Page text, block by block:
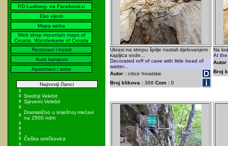
PD Ludbreg- na Facebook-u
Eko vijesti
Mapa weba
Web shop mountain maps of
Croatia, Wanderkarte of Croatia
Restorani i hoteli
Auto kampovi
Apartmani i sobe
Najnoviji članci
Srednji Velebit
Sjeverni Velebit
Dramatično u snježnoj mećavi
na 2500 ndm
Češka smrčkovica
Ukrasi na stropu špilje nastali djelovanjem
kapljica vode...
Decorated roff of cave with little bead of
watter...
Autor : crtice hrvatske
Broj klikova : 388 Com : 0
Na
At
Autor
Broj